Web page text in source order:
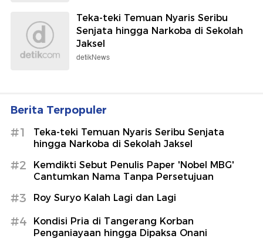
Teka-teki Temuan Nyaris Seribu
Senjata hingga Narkoba di Sekolah
Jaksel
detikNews
Berita Terpopuler
#1
Teka-teki Temuan Nyaris Seribu Senjata
hingga Narkoba di Sekolah Jaksel
#2
Kemdikti Sebut Penulis Paper 'Nobel MBG'
Cantumkan Nama Tanpa Persetujuan
#3 Roy Suryo Kalah Lagi dan Lagi
#4
Kondisi Pria di Tangerang Korban
Penganiayaan hingga Dipaksa Onani